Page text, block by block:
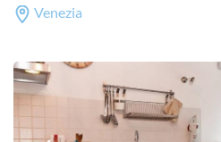
Venezia